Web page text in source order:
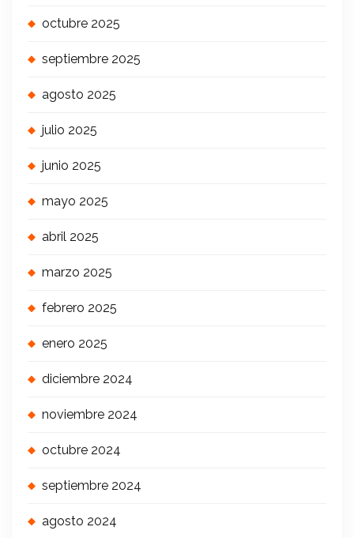
octubre 2025
septiembre 2025
agosto 2025
julio 2025
junio 2025
mayo 2025
abril 2025
marzo 2025
febrero 2025
enero 2025
diciembre 2024
noviembre 2024
octubre 2024
septiembre 2024
agosto 2024